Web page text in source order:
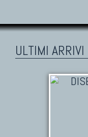
ULTIMI ARRIVI